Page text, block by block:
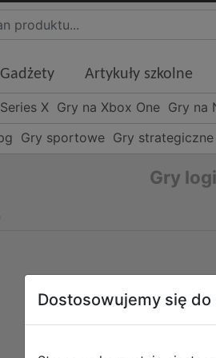
Gadżety Artykuły szkolne
X Gry na Xbox One Gry na
Gry sportowe Gry strategiczne
Gry
Dostosowujemy się do